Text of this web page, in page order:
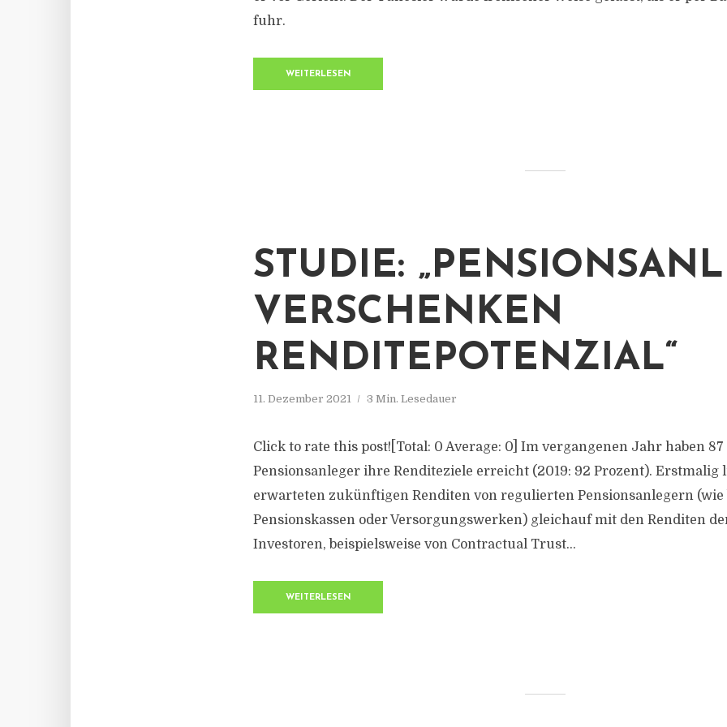
fuhr.
WEITERLESEN
STUDIE:
VERSCHENKEN
RENDITEPOTENZIAL“
11. Dezember 2021 3 Min. Lesedauer
Click to rate this post![Total: 0 Average: 0] Im vergangenen Jahr haben
Pensionsanleger ihre Renditeziele erreicht (2019: 92 Prozent). Erstmalig
erwarteten zukünftigen Renditen von regulierten Pensionsanlegern (wie
Pensionskassen oder Versorgungswerken) gleichauf mit den Renditen
Investoren, beispielsweise von Contractual Trust...
WEITERLESEN